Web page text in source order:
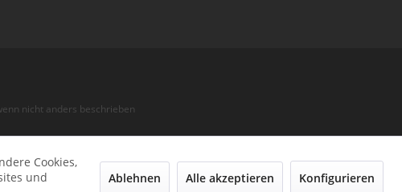
nicht anders beschrieben
Cookies,
und
Ablehnen Alle akzeptieren Konfigurieren